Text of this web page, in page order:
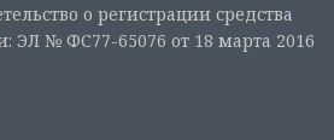
о регистрации средства
ЭЛ № ФС77-65076 от 18 марта 2016